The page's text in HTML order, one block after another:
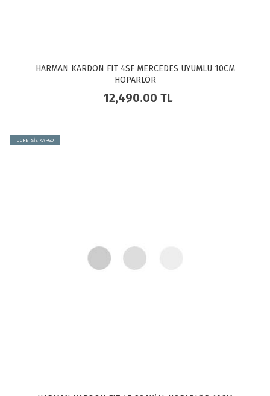
HARMAN KARDON FIT 4SF MERCEDES UYUMLU 10CM
HOPARLÖR
12,490.00 TL
ÜCRETSİZ KARGO